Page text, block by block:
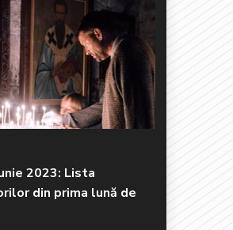
2023: Lista
din prima lună de